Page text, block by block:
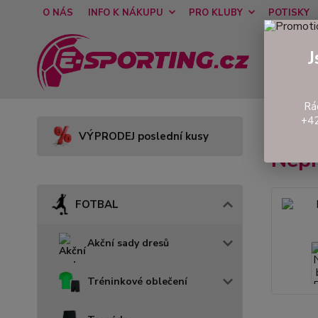
O NÁS INFO K NÁKUPU PRO KLUBY POTISKY
VÝPRODEJ poslední kusy
FOTBAL
Akční sady dresů
Tréninkové oblečení